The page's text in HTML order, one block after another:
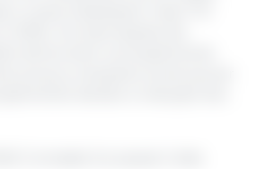
e nozes totalizaram mais 772
As importações de
diminuíram, principalmente
preços, enquanto as de açúcar
devido à redução dos
Comissão Europeia/ União